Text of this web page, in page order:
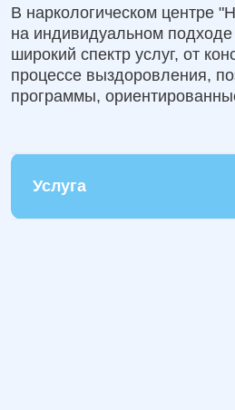
В наркологическом центре
на индивидуальном
широкий спектр услуг, от
процессе выздоровления,
программы,
Услуга